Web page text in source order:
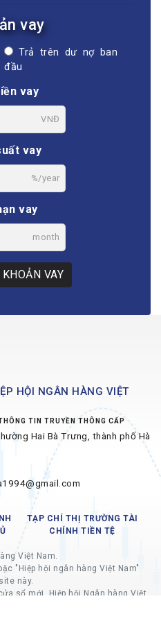
vay
Trả trên dư nợ ban
đầu
vay
VNĐ
vay
%/year
vay
month
VAY
HỘI NGÂN HÀNG VIỆT
TIN TRUYỀN THÔNG CẤP
Hai Bà Trưng, thành phố Hà
TẠP CHÍ THỊ TRƯỜNG TÀI
CHÍNH TIỀN TỆ
Việt Nam.
"Hiệp hội ngân hàng Việt Nam"
này.
sổ mới, Hiệp hội Ngân hàng Việt